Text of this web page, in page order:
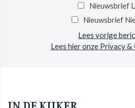
Nieuwsbrief
Nieuwsbrief
Lees vorige
Lees hier onze Privacy &
IN DE KIJKER